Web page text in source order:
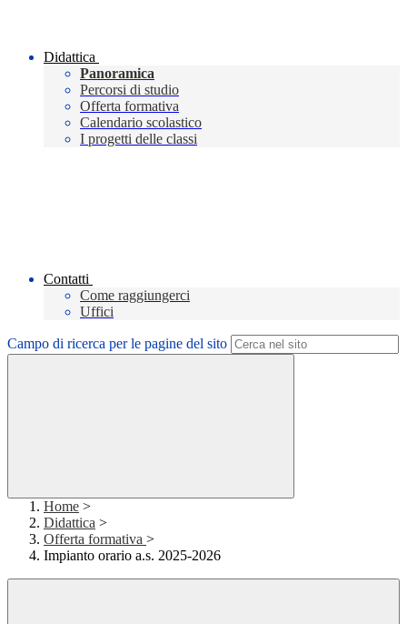
Didattica
Panoramica
Percorsi di studio
Offerta formativa
Calendario scolastico
I progetti delle classi
Contatti
Come raggiungerci
Uffici
Campo di ricerca per le pagine del sito
Home >
Didattica >
Offerta formativa >
Impianto orario a.s. 2025-2026